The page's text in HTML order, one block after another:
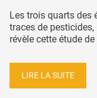
Les trois quarts des
traces de
révèle cette étude
LIRE LA SUITE